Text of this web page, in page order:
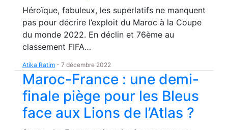
Héroïque, fabuleux, les superlatifs ne manquent
pas pour décrire l’exploit du Maroc à la Coupe
du monde 2022. En déclin et 76ème au
classement FIFA…
Atika Ratim - 7 décembre 2022
Maroc-France : une demi-
finale piège pour les Bleus
face aux Lions de l’Atlas ?